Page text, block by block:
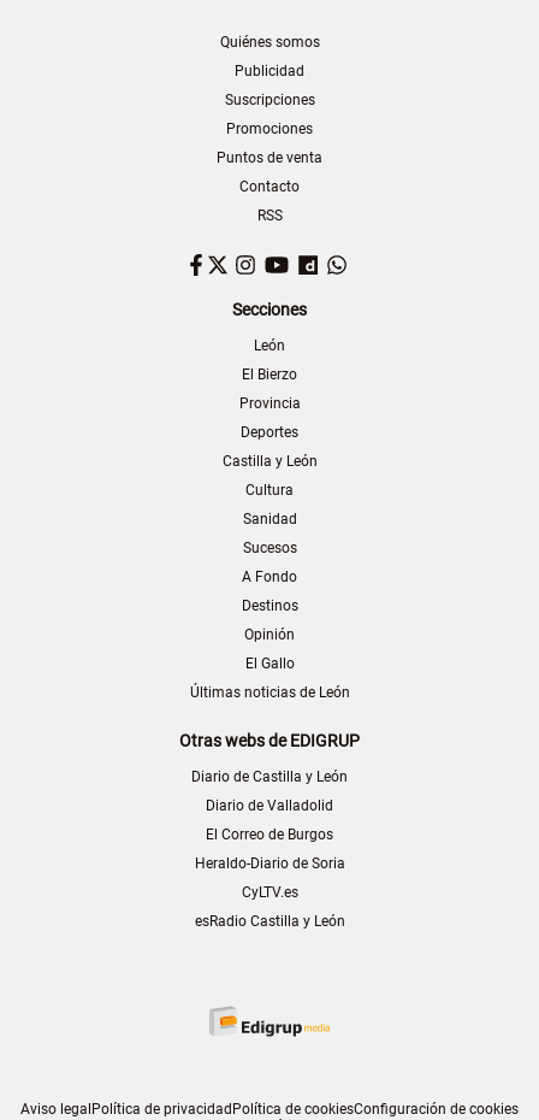
Quiénes somos
Publicidad
Suscripciones
Promociones
Puntos de venta
Contacto
RSS
Facebook
TwitterInstagram
YouTubeDailymotion
Secciones
León
El Bierzo
Provincia
Deportes
Castilla y León
Cultura
Sanidad
Sucesos
A Fondo
Destinos
Opinión
El Gallo
Últimas noticias de León
Otras webs de EDIGRUP
Diario de Castilla y León
Diario de Valladolid
El Correo de Burgos
Heraldo-Diario de Soria
CyLTV.es
esRadio Castilla y León
Aviso legalPolítica de privacidadPolítica de cookiesConfiguración de cookies